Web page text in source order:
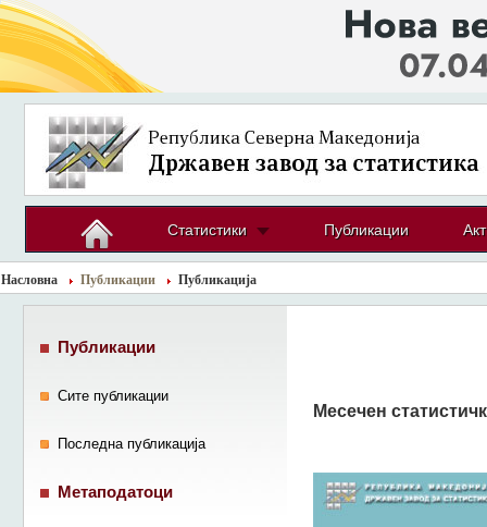
Статистики Публикации
Насловна Публикации Публикација
Месечен
Публикации
Сите публикации
Последна публикација
Метаподатоци